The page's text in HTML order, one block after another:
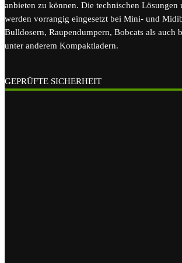
anbieten zu können. Die technischen Lösungen
werden vorrangig eingesetzt bei Mini- und
Bulldosern, Raupendumpern, Bobcats als auch
unter anderem Kompaktladern.
GEPRÜFTE SICHERHEIT